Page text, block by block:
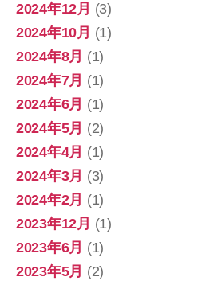
2024年12月 (3)
2024年10月 (1)
2024年8月 (1)
2024年7月 (1)
2024年6月 (1)
2024年5月 (2)
2024年4月 (1)
2024年3月 (3)
2024年2月 (1)
2023年12月 (1)
2023年6月 (1)
2023年5月 (2)